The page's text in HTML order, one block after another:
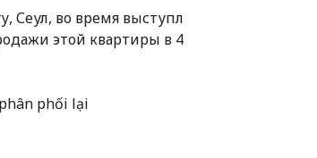
Сеул, во время выступл
этой квартиры в 4
phối lại